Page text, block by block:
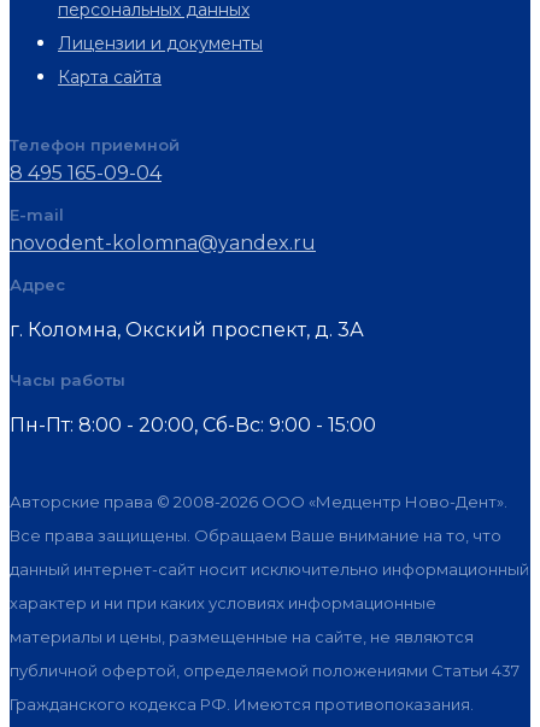
персональных данных
Лицензии и документы
Карта сайта
Телефон приемной
8 495 165-09-04
E-mail
novodent-kolomna@yandex.ru
Адрес
г. Коломна, Окский проспект, д. 3А
Часы работы
Пн-Пт: 8:00 - 20:00, Cб-Вс: 9:00 - 15:00
Авторские права © 2008-2026 ООО «Медцентр Ново-Дент».
Все права защищены. Обращаем Ваше внимание на то, что
данный интернет-сайт носит исключительно информационный
характер и ни при каких условиях информационные
материалы и цены, размещенные на сайте, не являются
публичной офертой, определяемой положениями Статьи 437
Гражданского кодекса РФ. Имеются противопоказания.